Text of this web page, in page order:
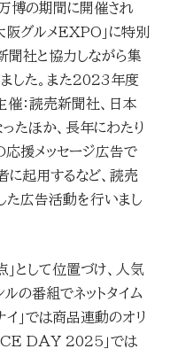
・イヤー
博の期間に開催され
阪グルメEXPO」に特別
聞社と協力しながら集
した。また2023年度
催：読売新聞社、日本
たほか、長年にわたり
援メッセージ広告で
起用するなど、読売
た広告活動を行いまし
として位置づけ、人気
の番組でネットタイム
イ」では商品連動のオリ
DAY 2025」では